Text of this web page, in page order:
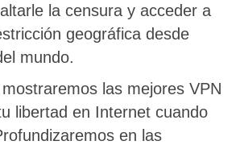
la censura y acceder a
geográfica desde
mundo.
las mejores VPN
libertad en Internet cuando
en las